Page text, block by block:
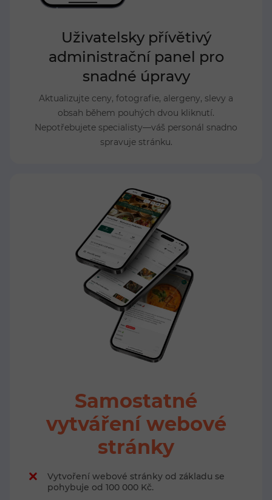
Uživatelsky přívětivý
administrační panel pro
snadné úpravy
Aktualizujte ceny, fotografie, alergeny, slevy a
obsah během pouhých dvou kliknutí.
Nepotřebujete specialisty—váš personál snadno
spravuje stránku.
Samostatné
vytváření webové
stránky
Vytvoření webové stránky od základu se
pohybuje od 100 000 Kč.